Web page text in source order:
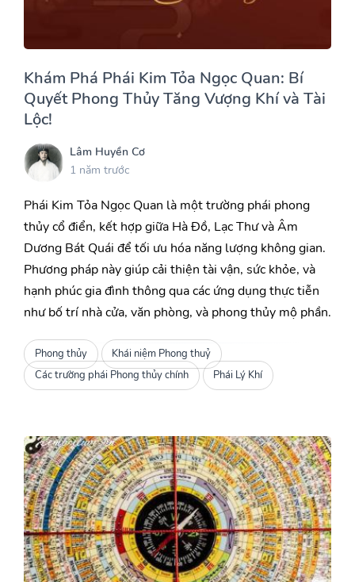
Khám Phá Phái Kim Tỏa Ngọc Quan: Bí
Quyết Phong Thủy Tăng Vượng Khí và Tài
Lộc!
Lâm Huyền Cơ
1 năm trước
Phái Kim Tỏa Ngọc Quan là một trường phái phong
thủy cổ điển, kết hợp giữa Hà Đồ, Lạc Thư và Âm
Dương Bát Quái để tối ưu hóa năng lượng không gian.
Phương pháp này giúp cải thiện tài vận, sức khỏe, và
hạnh phúc gia đình thông qua các ứng dụng thực tiễn
như bố trí nhà cửa, văn phòng, và phong thủy mộ phần.
Phong thủy
Khái niệm Phong thuỷ
Các trường phái Phong thủy chính
Phái Lý Khí